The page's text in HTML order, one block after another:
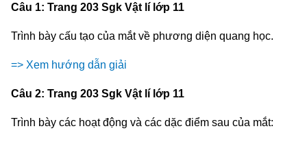
Câu 1: Trang 203 Sgk Vật lí lớp 11
Trình bày cấu tạo của mắt về phương diện quang học.
=> Xem hướng dẫn giải
Câu 2: Trang 203 Sgk Vật lí lớp 11
Trình bày các hoạt động và các dặc điểm sau của mắt: